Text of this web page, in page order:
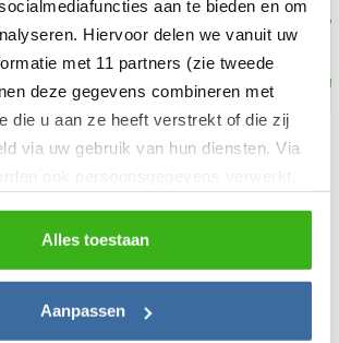
aan te bieden en om
Hiervoor delen we vanuit uw
met 11 partners (zie tweede
deze gegevens combineren met
die u aan ze heeft verstrekt of die zij
via uw gebruik van hun diensten. Via
voorkeuren en surfgedrag. U kunt
privacybeleid.
Alles toestaan
Aanpassen
In winkelwagen
5 werkdagen
excl BTW)
Levertijd:
Schrijf nu een beoordeling